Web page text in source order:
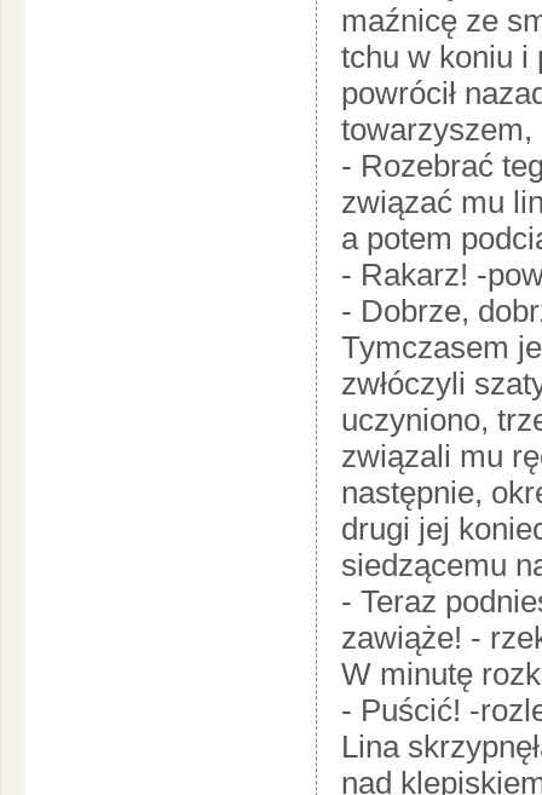
maźnicę ze
tchu w koniu i
powrócił
towarzyszem,
- Rozebrać
związać mu
a potem
- Rakarz! -
- Dobrze,
Tymczasem
zwłóczyli
uczyniono,
związali mu
następnie,
drugi jej
siedzącemu
- Teraz
zawiąże! -
W minutę
- Puścić! -
Lina
nad